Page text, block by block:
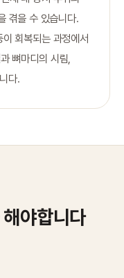
겪을 수 있습니다.
회복되는 과정에서
뼈마디의 시림,
다.
야합니다